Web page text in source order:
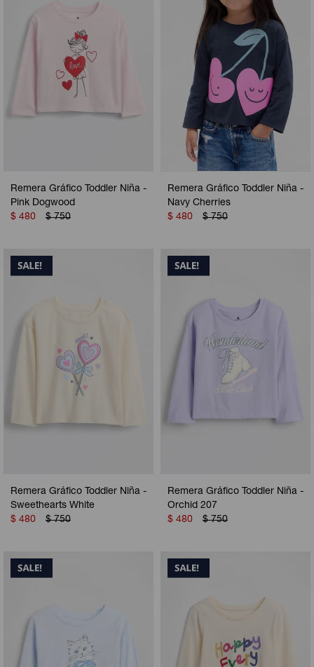
Remera Gráfico Toddler Niña -
Pink Dogwood
$ 480 $ 750
Remera Gráfico Toddler Niña -
Navy Cherries
$ 480 $ 750
Remera Gráfico Toddler Niña -
Sweethearts White
$ 480 $ 750
Remera Gráfico Toddler Niña -
Orchid 207
$ 480 $ 750